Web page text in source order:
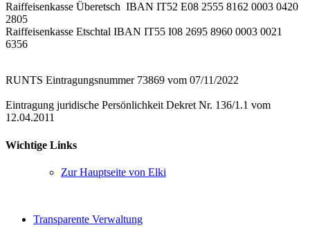
Raiffeisenkasse Überetsch IBAN IT52 E08 2555 8162 0003 0420
2805
Raiffeisenkasse Etschtal IBAN IT55 I08 2695 8960 0003 0021
6356
RUNTS Eintragungsnummer 73869 vom 07/11/2022
Eintragung juridische Persönlichkeit Dekret Nr. 136/1.1 vom
12.04.2011
Wichtige Links
Zur Hauptseite von Elki
Transparente Verwaltung